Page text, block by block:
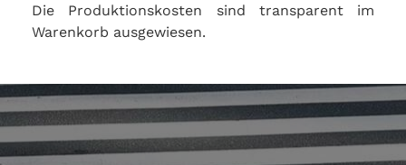
Die Produktionskosten sind transparent im
Warenkorb ausgewiesen.